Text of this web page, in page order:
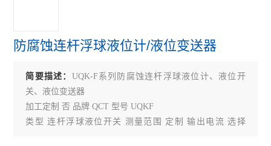
防腐蚀连杆浮球液位计/液位变送器
简要描述： UQK-F系列防腐蚀连杆浮球液位计、液位开
关、液位变送器
加工定制 否 品牌 QCT 型号 UQKF
类型 连杆浮球液位开关 测量范围 定制 输出电流 选择